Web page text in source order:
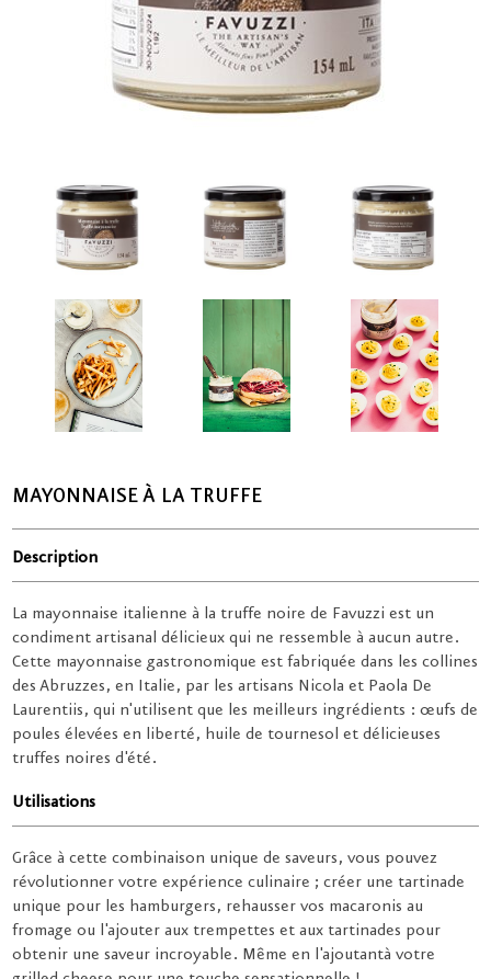
MAYONNAISE À LA TRUFFE
Description
La mayonnaise italienne à la truffe noire de Favuzzi est un
condiment artisanal délicieux qui ne ressemble à aucun autre.
Cette mayonnaise gastronomique est fabriquée dans les collines
des Abruzzes, en Italie, par les artisans Nicola et Paola De
Laurentiis, qui n'utilisent que les meilleurs ingrédients : œufs de
poules élevées en liberté, huile de tournesol et délicieuses
truffes noires d'été.
Utilisations
Grâce à cette combinaison unique de saveurs, vous pouvez
révolutionner votre expérience culinaire ; créer une tartinade
unique pour les hamburgers, rehausser vos macaronis au
fromage ou l'ajouter aux trempettes et aux tartinades pour
obtenir une saveur incroyable. Même en l'ajoutantà votre